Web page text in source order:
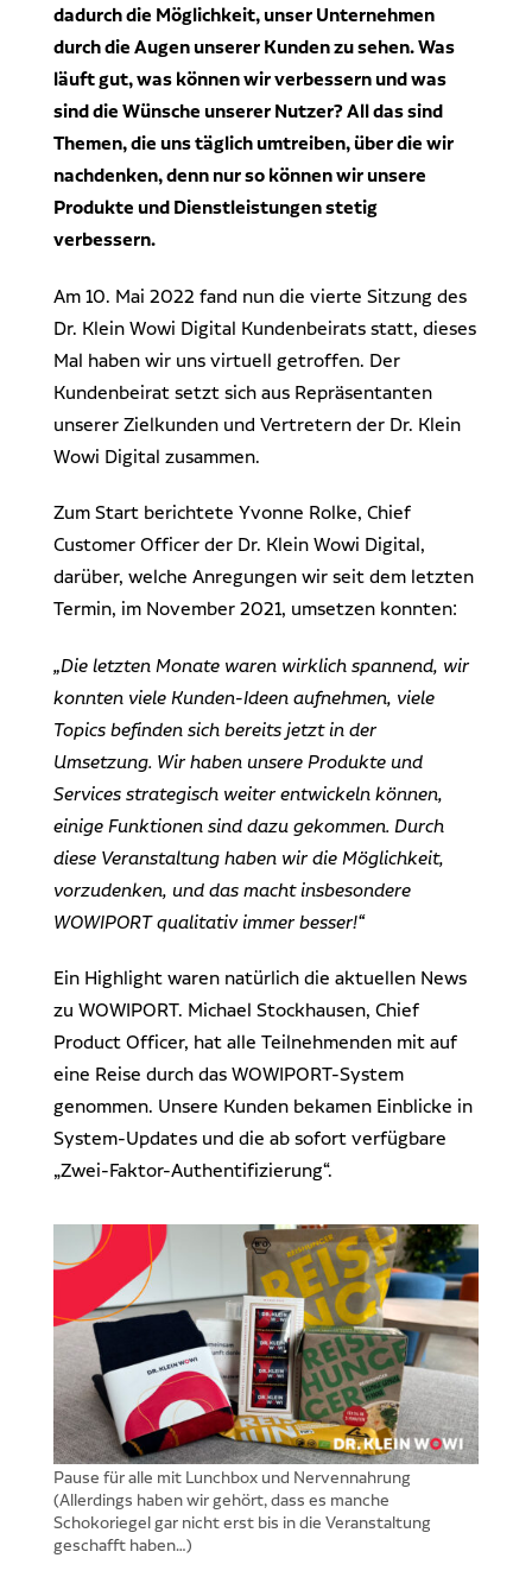
Experten finden
Regionale Experten
Kontakt aufnehmen
Pressekontakt
Dr. Klein Wowi Business Lunch
Investitionsrechnung trifft Unternehmensplanung
WOWIPORT: Einfach zu lernen, einfach zu bedienen
dadurch die Möglichkeit, unser Unternehmen
durch die Augen unserer Kunden zu sehen. Was
läuft gut, was können wir verbessern und was
sind die Wünsche unserer Nutzer? All das sind
Themen, die uns täglich umtreiben, über die wir
nachdenken, denn nur so können wir unsere
Produkte und Dienstleistungen stetig
verbessern.
Am 10. Mai 2022 fand nun die vierte Sitzung des
Dr. Klein Wowi Digital Kundenbeirats statt, dieses
Mal haben wir uns virtuell getroffen. Der
Kundenbeirat setzt sich aus Repräsentanten
unserer Zielkunden und Vertretern der Dr. Klein
Wowi Digital zusammen.
Zum Start berichtete Yvonne Rolke, Chief
Customer Officer der Dr. Klein Wowi Digital,
darüber, welche Anregungen wir seit dem letzten
Termin, im November 2021, umsetzen konnten:
„Die letzten Monate waren wirklich spannend, wir
konnten viele Kunden-Ideen aufnehmen, viele
Topics befinden sich bereits jetzt in der
Umsetzung. Wir haben unsere Produkte und
Services strategisch weiter entwickeln können,
einige Funktionen sind dazu gekommen. Durch
diese Veranstaltung haben wir die Möglichkeit,
vorzudenken, und das macht insbesondere
WOWIPORT qualitativ immer besser!“
Ein Highlight waren natürlich die aktuellen News
zu WOWIPORT. Michael Stockhausen, Chief
Product Officer, hat alle Teilnehmenden mit auf
eine Reise durch das WOWIPORT-System
genommen. Unsere Kunden bekamen Einblicke in
System-Updates und die ab sofort verfügbare
„Zwei-Faktor-Authentifizierung“.
Pause für alle mit Lunchbox und Nervennahrung
(Allerdings haben wir gehört, dass es manche
Schokoriegel gar nicht erst bis in die Veranstaltung
geschafft haben…)